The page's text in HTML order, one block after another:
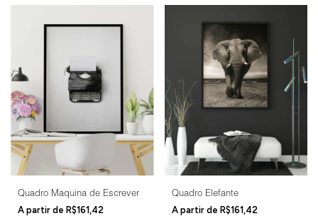
Quadro Máquina de Escrever
R$161,42
Quadro Elefante
R$161,42